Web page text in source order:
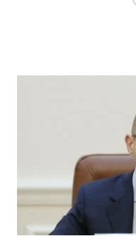
Економіка
Спорт